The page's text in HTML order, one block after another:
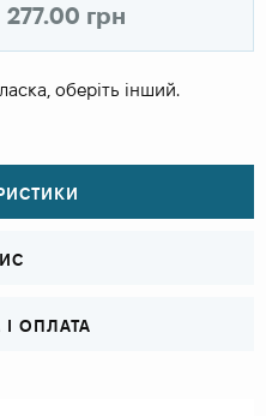
277.00 грн
оберіть інший.
ОПЛАТА